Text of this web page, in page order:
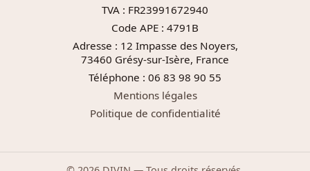
TVA : FR23991672940
Code APE : 4791B
Adresse : 12 Impasse des Noyers,
73460 Grésy-sur-Isère, France
Téléphone : 06 83 98 90 55
Mentions légales
Politique de confidentialité